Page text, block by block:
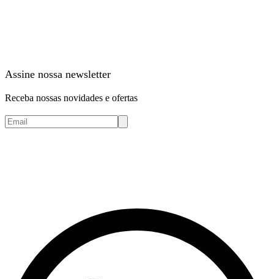
Assine nossa newsletter
Receba nossas novidades e ofertas